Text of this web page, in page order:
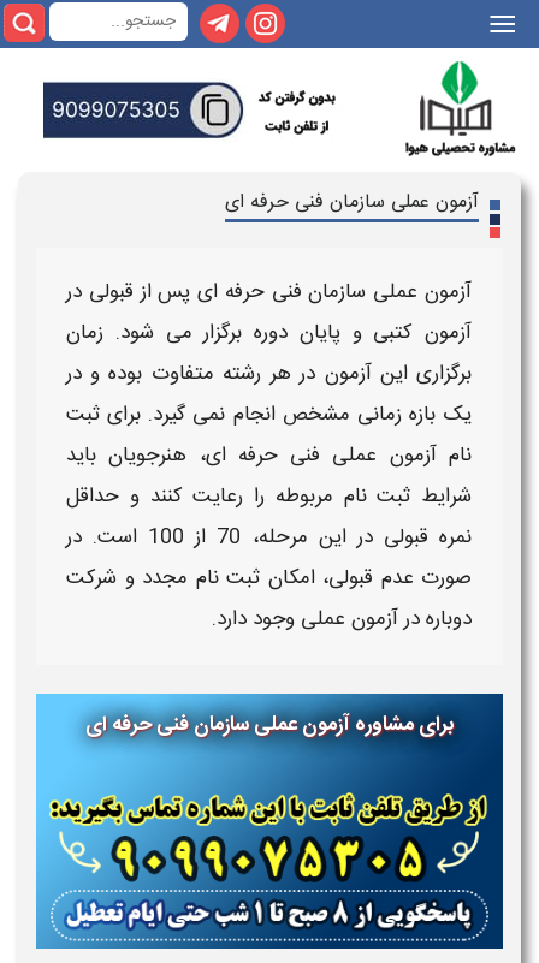
|||
آزمون عملی سازمان فنی حرفه ای
آزمون عملی سازمان فنی حرفه ایپس از قبولی در
آزمون کتبی و پایان دوره برگزار می‌ شود. زمان
برگزاریاینآزمون در هر رشته متفاوت بوده و در
یک بازه زمانی مشخص انجام نمی‌ گیرد. برایثبت
نام آزمون عملی فنی حرفه ای، هنرجویان باید
شرایط ثبت نام مربوطه را رعایت کنند و حداقل
نمره قبولی در این مرحله، 70 از 100 است. در
صورت عدم قبولی، امکان ثبت نام مجدد و شرکت
دوباره درآزمون عملی وجود دارد.
برای مشاوره آزمون عملی سازمان فنی حرفه ای